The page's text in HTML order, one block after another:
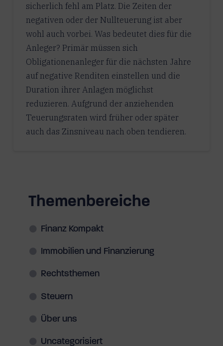
sicherlich fehl am Platz. Die Zeiten der
negativen oder der Nullteuerung ist aber
wohl auch vorbei. Was bedeutet dies für die
Anleger? Primär müssen sich
Obligationenanleger für die nächsten Jahre
auf negative Renditen einstellen und die
Duration ihrer Anlagen möglichst
reduzieren. Aufgrund der anziehenden
Teuerungsraten wird früher oder später
auch das Zinsniveau nach oben tendieren.
Themenbereiche
Finanz Kompakt
Immobilien und Finanzierung
Rechtsthemen
Steuern
Über uns
Uncategorisiert